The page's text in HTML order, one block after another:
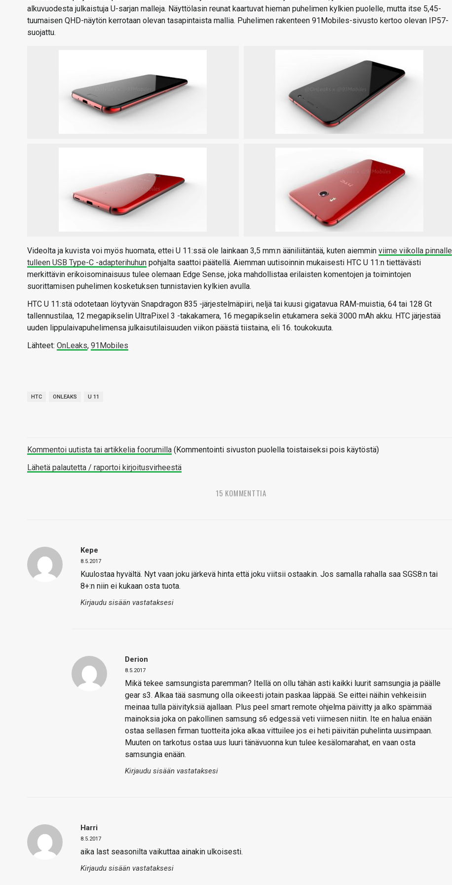
alkuvuodesta julkaistuja U-sarjan malleja. Näyttölasin reunat kaartuvat hieman puhelimen kylkien puolelle, mutta itse 5,45-
tuumaisen QHD-näytön kerrotaan olevan tasapintaista mallia. Puhelimen rakenteen 91Mobiles-sivusto kertoo olevan IP57-
suojattu.
Videolta ja kuvista voi myös huomata, ettei U 11:ssä ole lainkaan 3,5 mm:n ääniliitäntää, kuten aiemmin viime viikolla pinnalle
tulleen USB Type-C -adapterihuhun pohjalta saattoi päätellä. Aiemman uutisoinnin mukaisesti HTC U 11:n tiettävästi
merkittävin erikoisominaisuus tulee olemaan Edge Sense, joka mahdollistaa erilaisten komentojen ja toimintojen
suorittamisen puhelimen kosketuksen tunnistavien kylkien avulla.
HTC U 11:stä odotetaan löytyvän Snapdragon 835 -järjestelmäpiiri, neljä tai kuusi gigatavua RAM-muistia, 64 tai 128 Gt
tallennustilaa, 12 megapikselin UltraPixel 3 -takakamera, 16 megapikselin etukamera sekä 3000 mAh akku. HTC järjestää
uuden lippulaivapuhelimensa julkaisutilaisuuden viikon päästä tiistaina, eli 16. toukokuuta.
Lähteet: OnLeaks, 91Mobiles
HTC ONLEAKS U 11
Kommentoi uutista tai artikkelia foorumilla (Kommentointi sivuston puolella toistaiseksi pois käytöstä)
Lähetä palautetta / raportoi kirjoitusvirheestä
15 KOMMENTTIA
Kepe
8.5.2017
Kuulostaa hyvältä. Nyt vaan joku järkevä hinta että joku viitsii ostaakin. Jos samalla rahalla saa SGS8:n tai
8+:n niin ei kukaan osta tuota.
Kirjaudu sisään vastataksesi
Derion
8.5.2017
Mikä tekee samsungista paremman? Itellä on ollu tähän asti kaikki luurit samsungia ja päälle
gear s3. Alkaa tää sasmung olla oikeesti jotain paskaa läppää. Se eittei näihin vehkeisiin
meinaa tulla päivityksiä ajallaan. Plus peel smart remote ohjelma päivitty ja alko spämmää
mainoksia joka on pakollinen samsung s6 edgessä veti viimesen niitin. Ite en halua enään
ostaa sellasen firman tuotteita joka alkaa vittuilee jos ei heti päivitän puhelinta uusimpaan.
Muuten on tarkotus ostaa uus luuri tänävuonna kun tulee kesälomarahat, en vaan osta
samsungia enään.
Kirjaudu sisään vastataksesi
Harri
8.5.2017
aika last seasonilta vaikuttaa ainakin ulkoisesti.
Kirjaudu sisään vastataksesi